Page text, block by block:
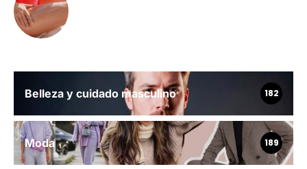
Belleza y cuidado masculino 182
Moda 189